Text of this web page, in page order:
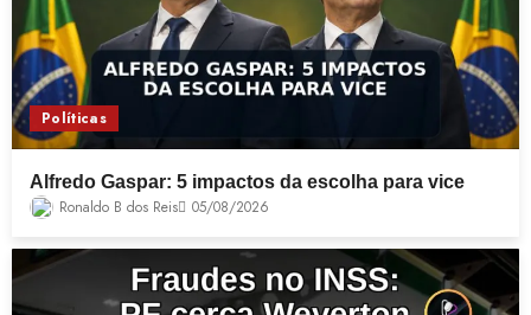
Políticas
Alfredo Gaspar: 5 impactos da escolha para vice
Ronaldo B dos Reis 05/08/2026